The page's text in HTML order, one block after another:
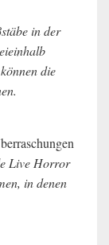
in der
die
Live Horror
in denen